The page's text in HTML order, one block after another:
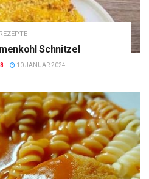
REZEPTE
Schnitzel
10 JANUAR 2024